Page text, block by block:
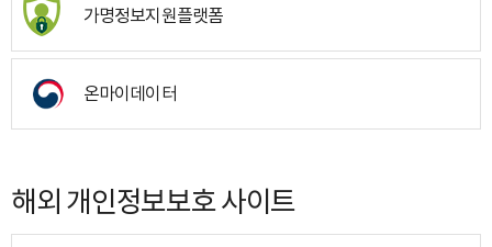
가명정보지원플랫폼
온마이데이터
해외 개인정보보호 사이트